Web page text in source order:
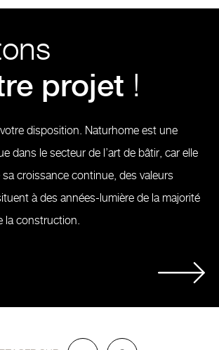
projet !
disposition. Naturhome est une
dans le secteur de l’art de bâtir, car elle
sa croissance continue, des valeurs
à des années-lumière de la majorité
la construction.